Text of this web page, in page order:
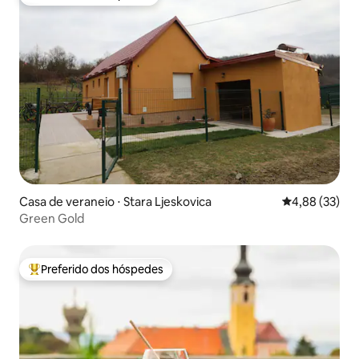
Casa de veraneio ⋅ Stara Ljeskovica 4,88 de uma
4,88 (33)
Green Gold
Entre os melhores preferidos dos hóspedes
Preferido dos hóspedes